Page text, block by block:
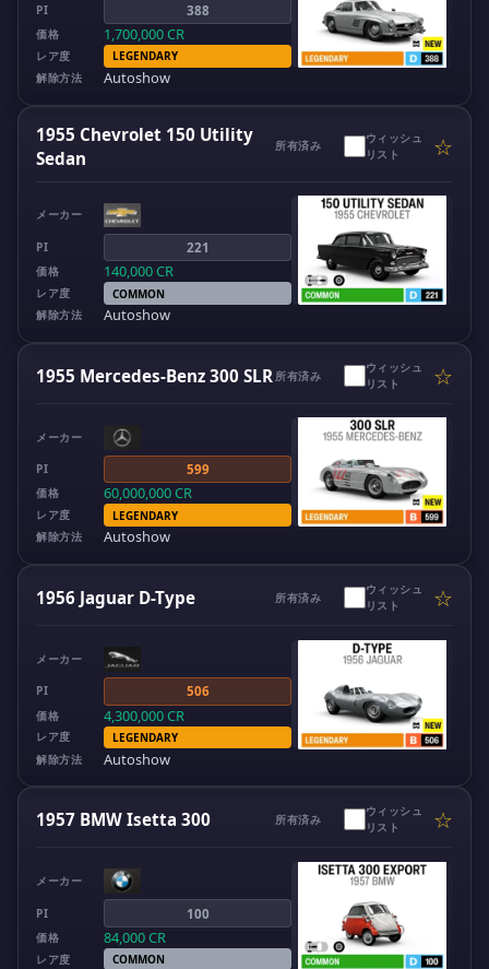
PI 388
価格 1,700,000CR
レア度
LEGENDARY
解除方法
Autoshow
1955 Chevrolet 150 Utility
Sedan
所有済み
ウィッシュ
リスト
☆
メーカー
PI 221
価格 140,000CR
レア度
COMMON
解除方法
Autoshow
1955 Mercedes-Benz 300 SLR 所有済み
ウィッシュ
リスト
☆
メーカー
PI 599
価格 60,000,000CR
レア度
LEGENDARY
解除方法
Autoshow
1956 Jaguar D-Type 所有済み
ウィッシュ
リスト
☆
メーカー
PI 506
価格 4,300,000CR
レア度
LEGENDARY
解除方法
Autoshow
1957 BMW Isetta 300 所有済み
ウィッシュ
リスト
☆
メーカー
PI 100
価格 84,000CR
レア度
COMMON